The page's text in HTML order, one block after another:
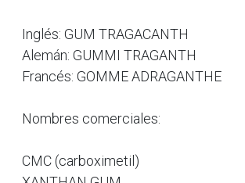
Inglés: GUM TRAGACANTH
Alemán: GUMMI TRAGANTH
Francés: GOMME ADRAGANTHE
Nombres comerciales:
CMC (carboximetil)